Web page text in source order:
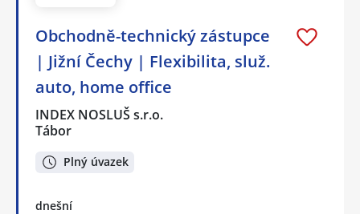
Obchodně-technický zástupce
| Jižní Čechy | Flexibilita, služ.
auto, home office
INDEX NOSLUŠ s.r.o.
Tábor
Plný úvazek
dnešní